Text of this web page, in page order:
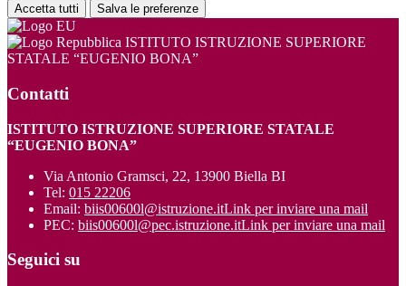
Accetta tutti Salva le preferenze
ISTITUTO ISTRUZIONE SUPERIORE
STATALE “EUGENIO BONA”
Contatti
ISTITUTO ISTRUZIONE SUPERIORE STATALE
“EUGENIO BONA”
Via Antonio Gramsci, 22, 13900 Biella BI
Tel: 015 22206
Email: biis00600l@istruzione.itLink per inviare una mail
PEC: biis00600l@pec.istruzione.itLink per inviare una mail
Seguici su